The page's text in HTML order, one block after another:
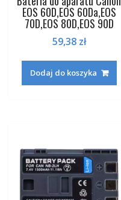
EOS 60D,EOS 60Da,EOS
70D,EOS 80D,EOS 90D
59,38 zł
Dodaj do koszyka